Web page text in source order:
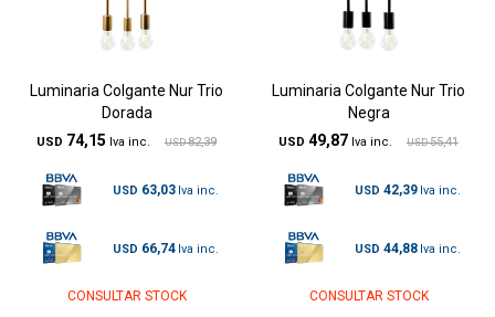
Luminaria Colgante Nur Trio
Dorada
USD 74,15 USD 82,39
USD 63,03
USD 66,74
CONSULTAR STOCK
Luminaria Colgante Nur Trio
Negra
USD 49,87 USD 55,41
USD 42,39
USD 44,88
CONSULTAR STOCK